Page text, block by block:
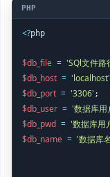
<?php
$db_file = 'SQl文件路
$db_host = 'localhost'
$db_port = '3306'
$db_user = '数据库用
$db_pwd = '数据库用
$db_name = '数据库